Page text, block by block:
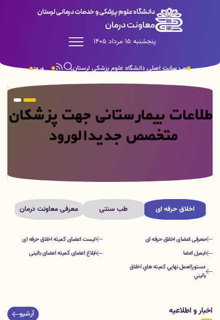
دانشگاه علوم پزشکی و خدمات درمانی لرستان
معاونت درمان
پنجشنبه 15 مرداد 1405
ورود وب سایت اصلی دانشگاه علوم پزشکی لرستان
اخلاق حرفه ای طب سنتی معرفی معاونت درمان
معرفی اعضای اخلاق حرفه ای
لیست اعضای کمیته اخلاق حرفه ای
ایمیل اعضا
ابلاغ اعضای کمیته اعضای بالینی
دستورالعمل نهايي كميته هاي اخلاق
باليني
اخبار و اطلاعیه آرشیو